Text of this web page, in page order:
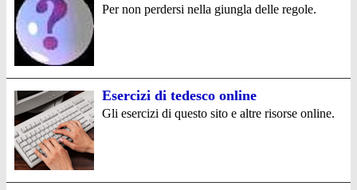
Per non perdersi nella giungla delle regole.
Esercizi di tedesco online
Gli esercizi di questo sito e altre risorse online.